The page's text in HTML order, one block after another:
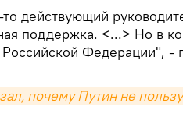
действующий
поддержка. <...> Но в
Федерации", -
почему Путин не